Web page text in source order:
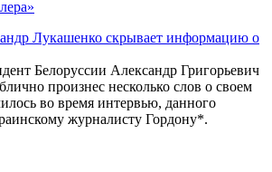
Лукашенко скрывает информацию о
Белоруссии Александр Григорьевич
произнес несколько слов о своем
во время интервью, данного
журналисту Гордону*.